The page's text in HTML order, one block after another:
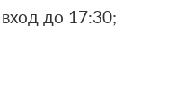
до 17:30;